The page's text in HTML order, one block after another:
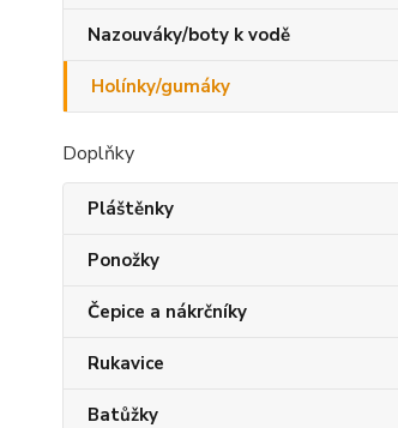
Nazouváky/boty k vodě
Holínky/gumáky
Doplňky
Pláštěnky
Ponožky
Čepice a nákrčníky
Rukavice
Batůžky